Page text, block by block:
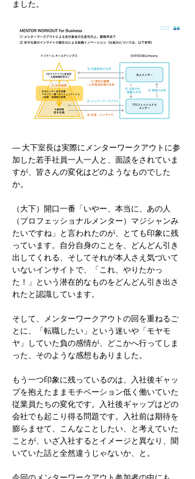
ました。
― 大下室長は実際にメンターワークアウトに参
加した若手社員一人一人と、面談をされていま
すが、皆さんの変化はどのようなものでした
か。
（大下）開口一番「いやー、本当に、あの人
（プロフェッショナルメンター）マジシャンみ
たいですね」と言われたのが、とても印象に残
っています。自分自身のことを、どんどん引き
出してくれる、そしてそれが本人さえ気づいて
いないインサイトで、「これ、やりたかっ
た！」という潜在的なものをどんどん引き出さ
れたと認識しています。
そして、メンターワークアウトの回を重ねるご
とに、「転職したい」という迷いや「モヤモ
ヤ」していた負の感情が、どこかへ行ってしま
った、そのような感想もありました。
もう一つ印象に残っているのは、入社後ギャッ
プを抱えたままモチベーション低く働いていた
従業員たちの変化です。入社後ギャップはどの
会社でも起こり得る問題です。入社前は期待を
膨らませて、こんなことしたい、と考えていた
ことが、いざ入社するとイメージと異なり、聞
いていた話と全然違うじゃないか、と。